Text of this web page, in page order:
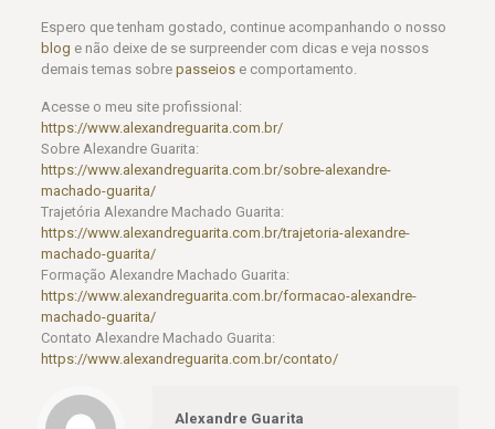
Espero que tenham gostado, continue acompanhando o nosso
blog e não deixe de se surpreender com dicas e veja nossos
demais temas sobre passeiose comportamento.
Acesse o meu site profissional:
https://www.alexandreguarita.com.br/
Sobre Alexandre Guarita:
https://www.alexandreguarita.com.br/sobre-alexandre-
machado-guarita/
Trajetória Alexandre Machado Guarita:
https://www.alexandreguarita.com.br/trajetoria-alexandre-
machado-guarita/
Formação Alexandre Machado Guarita:
https://www.alexandreguarita.com.br/formacao-alexandre-
machado-guarita/
Contato Alexandre Machado Guarita:
https://www.alexandreguarita.com.br/contato/
Alexandre Guarita